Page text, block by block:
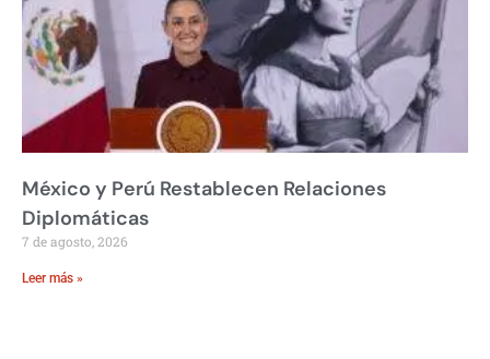
México y Perú Restablecen Relaciones
Diplomáticas
7 de agosto, 2026
Leer más »